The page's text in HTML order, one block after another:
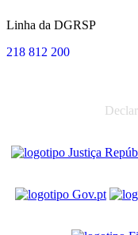
Linha da DGRSP
218 812 200